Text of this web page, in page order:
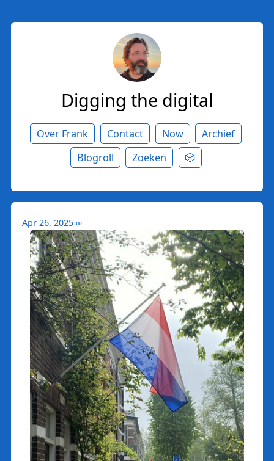
Digging the digital
Over Frank Contact Now
Archief
Blogroll
Zoeken 🎲
Apr 26, 2025 ∞